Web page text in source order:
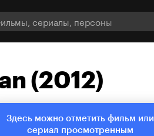
(2012)
Здесь можно отметить фильм или
сериал просмотренным